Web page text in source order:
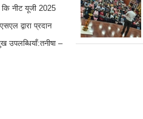
नीट यूजी 2025
द्वारा प्रदान
उपलब्धियाँ:तनीषा –